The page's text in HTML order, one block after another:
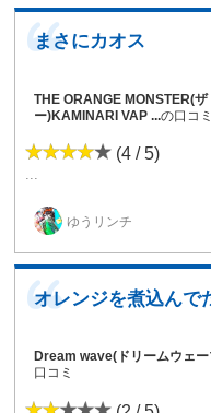
まさにカオス
THE ORANGE MONSTER(
ー)KAMINARI VAP ...の口コミ
(4 / 5)
...
ゆうリンチ
Dream wave(ドリームウェ
口コミ